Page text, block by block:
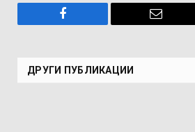
Facebook Имейл
ДРУГИ ПУБЛИКАЦИИ